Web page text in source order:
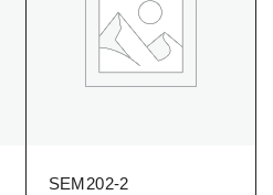
SEM202-2